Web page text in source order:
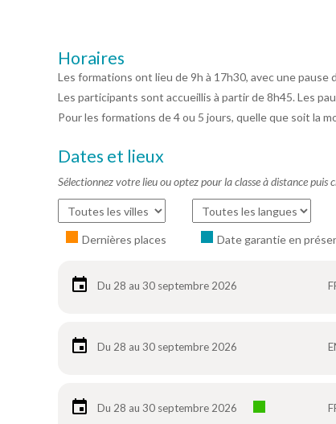
Horaires
Les formations ont lieu de 9h à 17h30, avec une pause
Les participants sont accueillis à partir de 8h45. Les
Pour les formations de 4 ou 5 jours, quelle que soit la
Dates et lieux
Sélectionnez votre lieu ou optez pour la classe à distance puis
Dernières places Date garantie en
Du 28 au 30 septembre 2026
Du 28 au 30 septembre 2026
Du 28 au 30 septembre 2026